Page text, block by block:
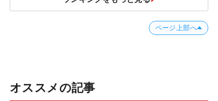
ページ上部へ
オススメの記事